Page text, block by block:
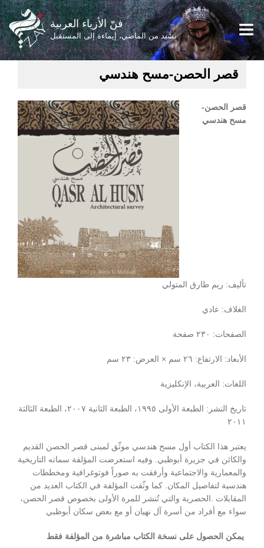
فنّ الأزياء العربية
نشيد من الماضي، إيماءة إلى المستقبل
قصر الحصن-مسح هندسي
قصر الحصن-
مسح هندسي
تأليف: ريم طارق المتولي
الغلاف: عادي
الصفحات: ٢٣٠ صفحة
الأبعاد: الارتفاع: سم × العرض: سم
اللغات: العربية، الإنكليزية
تاريخ النشر : الطبعة الأولى الطبعة الثانية ٢٠٠٧،
الطبعة الثالثة
٢٠١١
يعتبر هذا الكتاب أول مسح هندسي موثّق لمبنى قصر الحصن القديم
والكائن في جزيرة أبوظبي. وفيه استعرضت المؤلفة سماته التاريخية
والمعمارية والاجتماعية وأرفقت به صوراً فوتوغرافية ومخططات
هندسية لتفاصيل المكان. كما وثّقت المؤلفة في الكتاب العديد من
المقابلات .الحصرية والتي تُنشر للمرة الأولى بخصوص قصر الحصن،
سواء مع أفراد من أسرة آل نهيان أو مع بعض سكان أبوظبي
يمكن الحصول على نسخة الكتاب مباشرة من المؤلفة فقط